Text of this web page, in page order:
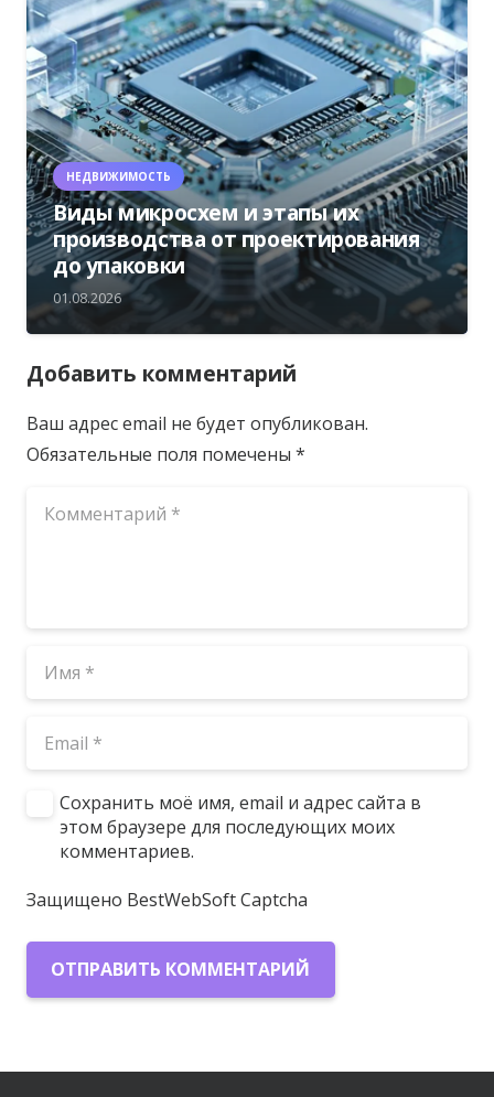
НЕДВИЖИМОСТЬ
Виды микросхем и этапы их
производства от проектирования
до упаковки
01.08.2026
Добавить комментарий
Ваш адрес email не будет опубликован.
Обязательные поля помечены *
Сохранить моё имя, email и адрес сайта в
этом браузере для последующих моих
комментариев.
Защищено BestWebSoft Captcha
ОТПРАВИТЬ КОММЕНТАРИЙ